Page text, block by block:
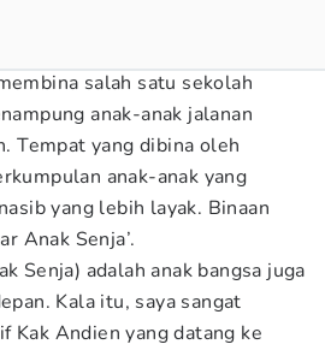
salah satu sekolah
anak-anak jalanan
Tempat yang dibina oleh
anak-anak yang
yang lebih layak. Binaan
Anak Senja’.
Senja) adalah anak bangsa juga
Kala itu, saya sangat
Kak Andien yang datang ke